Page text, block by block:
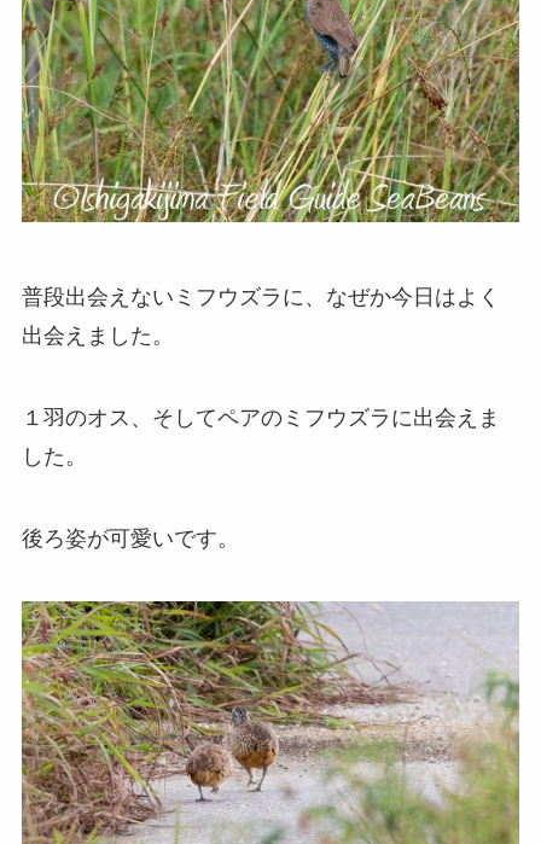
普段出会えないミフウズラに、なぜか今日はよく
出会えました。
１羽のオス、そしてペアのミフウズラに出会えま
した。
後ろ姿が可愛いです。